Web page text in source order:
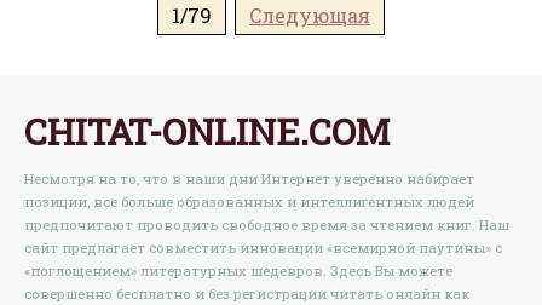
1/79 Следующая
CHITAT-ONLINE.COM
Несмотря на то, что в наши дни Интернет уверенно набирает
позиции, все больше образованных и интеллигентных людей
предпочитают проводить свободное время за чтением книг. Наш
сайт предлагает совместить инновации «всемирной паутины» с
«поглощением» литературных шедевров. Здесь Вы можете
совершенно бесплатно и без регистрации читать онлайн как